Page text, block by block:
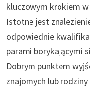
kluczowym krokiem
Istotne jest
odpowiednie
parami borykającymi
Dobrym punktem
znajomych lub